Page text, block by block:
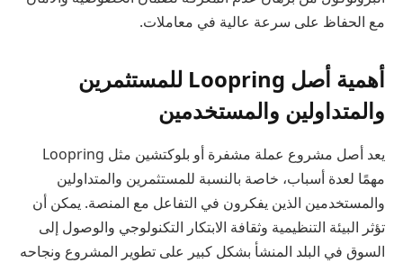
مع الحفاظ على سرعة عالية في معاملات.
أهمية أصل Loopring للمستثمرين
والمتداولين والمستخدمين
يعد أصل مشروع عملة مشفرة أو بلوكتشين مثل Loopring
مهمًا لعدة أسباب، خاصة بالنسبة للمستثمرين والمتداولين
والمستخدمين الذين يفكرون في التفاعل مع المنصة. يمكن أن
تؤثر البيئة التنظيمية وثقافة الابتكار التكنولوجي والوصول إلى
السوق في البلد المنشأ بشكل كبير على تطوير المشروع ونجاحه